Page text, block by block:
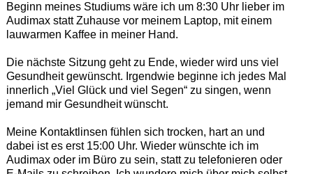
Beginn meines Studiums wäre ich um 8:30 Uhr lieber im
Audimax statt Zuhause vor meinem Laptop, mit einem
lauwarmen Kaffee in meiner Hand.
Die nächste Sitzung geht zu Ende, wieder wird uns viel
Gesundheit gewünscht. Irgendwie beginne ich jedes Mal
innerlich „Viel Glück und viel Segen“ zu singen, wenn
jemand mir Gesundheit wünscht.
Meine Kontaktlinsen fühlen sich trocken, hart an und
dabei ist es erst 15:00 Uhr. Wieder wünschte ich im
Audimax oder im Büro zu sein, statt zu telefonieren oder